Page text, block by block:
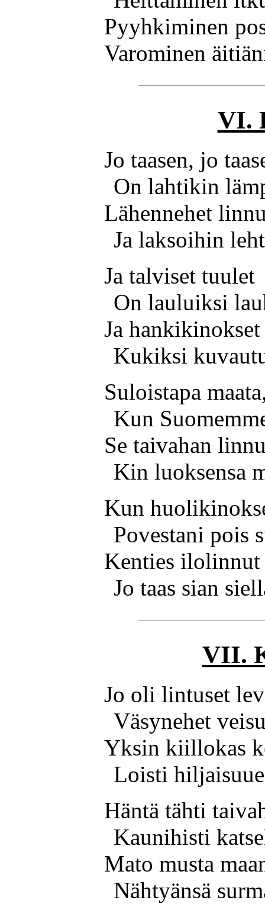
Pyyhkiminen
Varominen
VI.
Jo taasen, jo
On lahtikin
Lähennehet
Ja laksoihin
Ja talviset tuulet
On lauluiksi
Ja hankikinokset
Kukiksi
Suloistapa
Kun
Se taivahan
Kin luoksensa
Kun
Povestani pois
Kenties ilolinnut
Jo taas sian
VII.
Jo oli lintuset
Väsynehet
Yksin kiillokas
Loisti
Häntä tähti
Kaunihisti
Mato musta
Nähtyänsä